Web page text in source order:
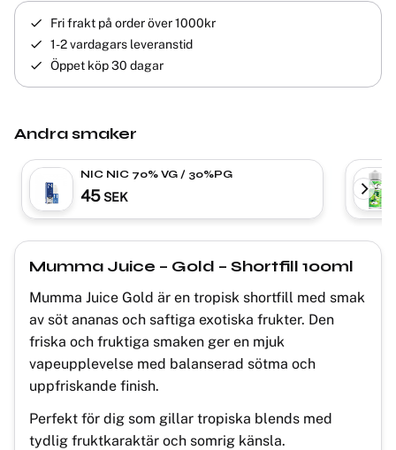
Fri frakt på order över 1000kr
1-2 vardagars leveranstid
Öppet köp 30 dagar
Andra smaker
NIC NIC 70% VG / 30%PG
45 SEK
Mumma Juice – Gold – Shortfill 100ml
Mumma Juice Gold är en tropisk shortfill med smak
av söt ananas och saftiga exotiska frukter. Den
friska och fruktiga smaken ger en mjuk
vapeupplevelse med balanserad sötma och
uppfriskande finish.
Perfekt för dig som gillar tropiska blends med
tydlig fruktkaraktär och somrig känsla.